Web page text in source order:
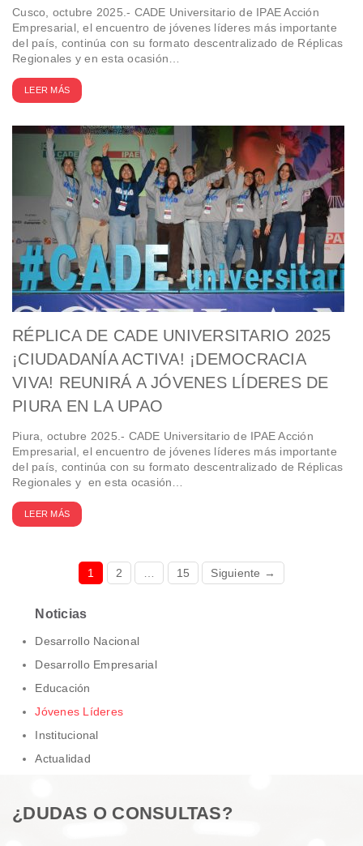
Cusco, octubre 2025.- CADE Universitario de IPAE Acción
Empresarial, el encuentro de jóvenes líderes más importante
del país, continúa con su formato descentralizado de Réplicas
Regionales y en esta ocasión…
LEER MÁS
RÉPLICA DE CADE UNIVERSITARIO 2025
¡CIUDADANÍA ACTIVA! ¡DEMOCRACIA
VIVA! REUNIRÁ A JÓVENES LÍDERES DE
PIURA EN LA UPAO
Piura, octubre 2025.- CADE Universitario de IPAE Acción
Empresarial, el encuentro de jóvenes líderes más importante
del país, continúa con su formato descentralizado de Réplicas
Regionales y en esta ocasión…
LEER MÁS
1 2 15 Siguiente →
Noticias
Desarrollo Nacional
Desarrollo Empresarial
Educación
Jóvenes Líderes
Institucional
Actualidad
¿DUDAS O CONSULTAS?